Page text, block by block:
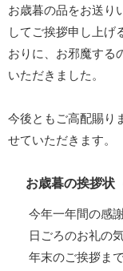
お歳暮の品をお送り
してご挨拶申し上げ
おりに、お邪魔する
いただきました。
今後ともご高配賜り
せていただきます
お歳暮の挨拶状
今年一年間の感
日ごろのお礼の
年末のご挨拶ま